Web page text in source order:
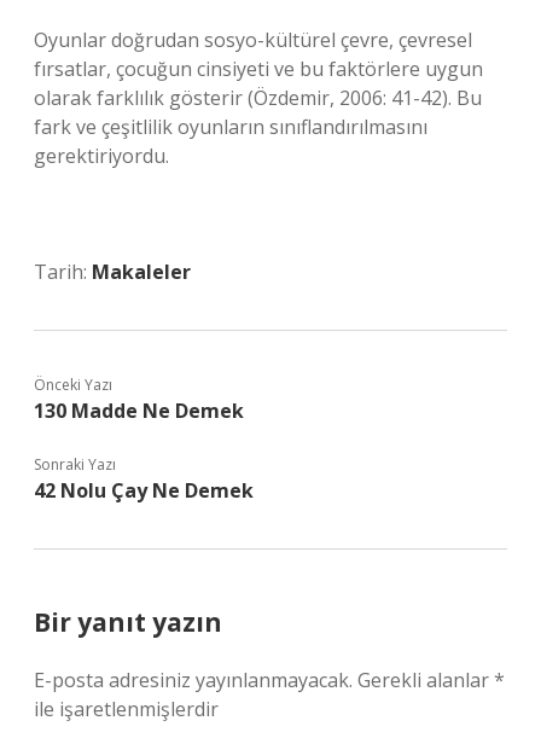
Oyunlar doğrudan sosyo-kültürel çevre, çevresel
fırsatlar, çocuğun cinsiyeti ve bu faktörlere uygun
olarak farklılık gösterir (Özdemir, 2006: 41-42). Bu
fark ve çeşitlilik oyunların sınıflandırılmasını
gerektiriyordu.
Tarih: Makaleler
Önceki Yazı
130 Madde Ne Demek
Sonraki Yazı
42 Nolu Çay Ne Demek
Bir yanıt yazın
E-posta adresiniz yayınlanmayacak. Gerekli alanlar*
ile işaretlenmişlerdir